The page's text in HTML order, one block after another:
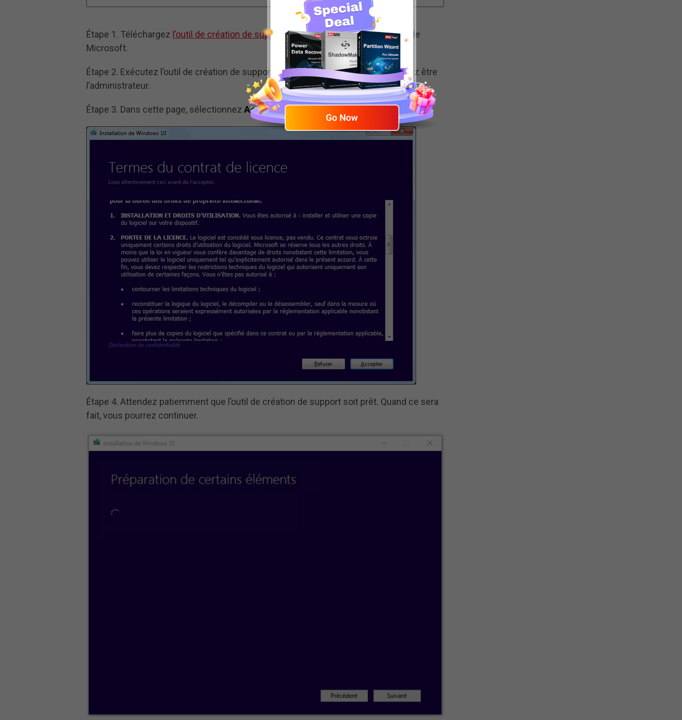
Étape 1. Téléchargez l’outil de création de support Windows 10sur le site officiel de
Microsoft.
Étape 2. Exécutez l’outil de création de support. Pour exécuter cet outil, vous devez être
l’administrateur.
Étape 3. Dans cette page, sélectionnezAccepter .
Étape 4. Attendez patiemment que l’outil de création de support soit prêt. Quand ce sera
fait, vous pourrez continuer.